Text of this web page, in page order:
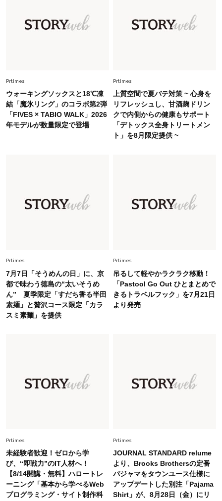
幸福感”に目が向いた」ライフスタイルも、服も
Fashion 2026.7.16
白黒でもこんなに華やぐ！40代、夏の「甘めト
ップス×パンツ」コーデ〈3選〉
Fashion 2026.5.29
オシャレ40代の【ワンピ＆オールインワン】最
旬着こなし3選。地味見え回避のコツは「バッグ
選び」！
26年夏は「小ぶり」が大流行中！人と被らない
【最旬かごバッグ】6選
カバーも叶う厳選アイテム〈13選〉
Prtimes
ウォーキングソックスと18℃凍
結「魔氷リング」のコラボ第2弾
「FIVES × TABIO WALK」2026
年モデルが数量限定で登場
Prtimes
上質空間で夏バテ対策 ~ 心身を
リフレッシュし、甘酒麹ドリン
クで内側からの健康もサポート
「デトックス全身トリートメン
ト」を8月限定提供 ~
Prtimes
7月7日「そうめんの日」に、京
都で味わう徳島の“太いそうめ
ん” 夏季限定「すだち香る半田
素麺」と贅沢コース限定「カラ
スミ素麺」を提供
Prtimes
吊るして軽やかラクラク移動！
「Pastool Go Out ひとまとめで
きるトラベルフック」を7月21日
より発売
Prtimes
未経験者歓迎！ゼロから学
び、“即戦力”のIT人材へ！
【8/14開講・無料】ハロートレ
ーニング「基本から学べるWeb
プログラミング・サイト制作科
Prtimes
JOURNAL STANDARD relume
より、Brooks Brothersの定番
パジャマをタウンユース仕様に
アップデートした別注「Pajama
Shirt」が、8月28日（金）にリ